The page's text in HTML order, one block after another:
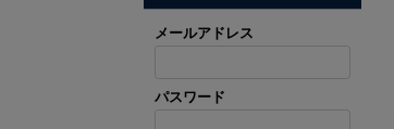
メールアドレス
パスワード